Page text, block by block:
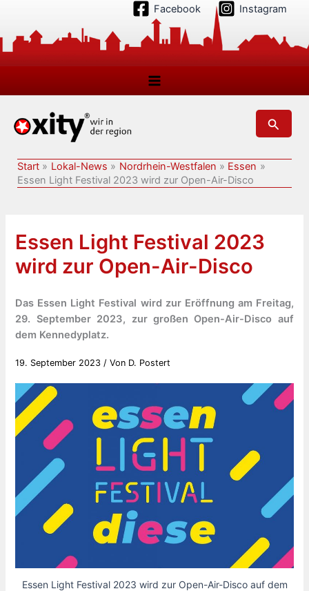
springen
Facebook Instagram
Suchen
Start Lokal-News Nordrhein-Westfalen
Essen
Essen Light Festival 2023 wird zur Open-Air-Disco
Essen Light Festival 2023
wird zur Open-Air-Disco
Das Essen Light Festival wird zur Eröffnung am Freitag,
29. September 2023, zur großen Open-Air-Disco auf
dem Kennedyplatz.
19. September 2023 / Von D. Postert
Essen Light Festival 2023 wird zur Open-Air-Disco auf dem